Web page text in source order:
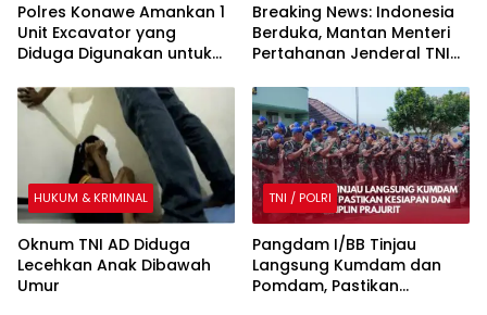
Polres Konawe Amankan 1
Unit Excavator yang
Diduga Digunakan untuk
Tanpa Dokumen Resmi
Breaking News: Indonesia
Berduka, Mantan Menteri
Pertahanan Jenderal TNI
Tutup Usia
HUKUM & KRIMINAL
Oknum TNI AD Diduga
Lecehkan Anak Dibawah
Umur
TNI / POLRI
Pangdam I/BB Tinjau
Langsung Kumdam dan
Pomdam, Pastikan